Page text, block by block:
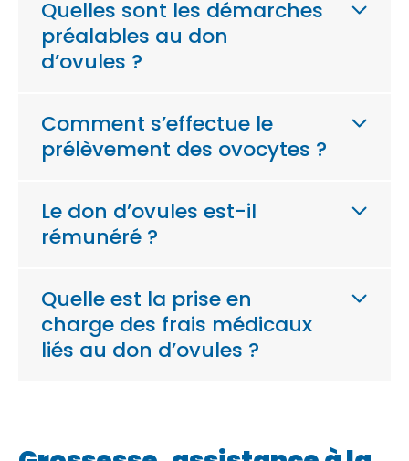
Quelles sont les démarches
préalables au don
d’ovules ?
Comment s’effectue le
prélèvement des ovocytes ?
Le don d’ovules est-il
rémunéré ?
Quelle est la prise en
charge des frais médicaux
liés au don d’ovules ?